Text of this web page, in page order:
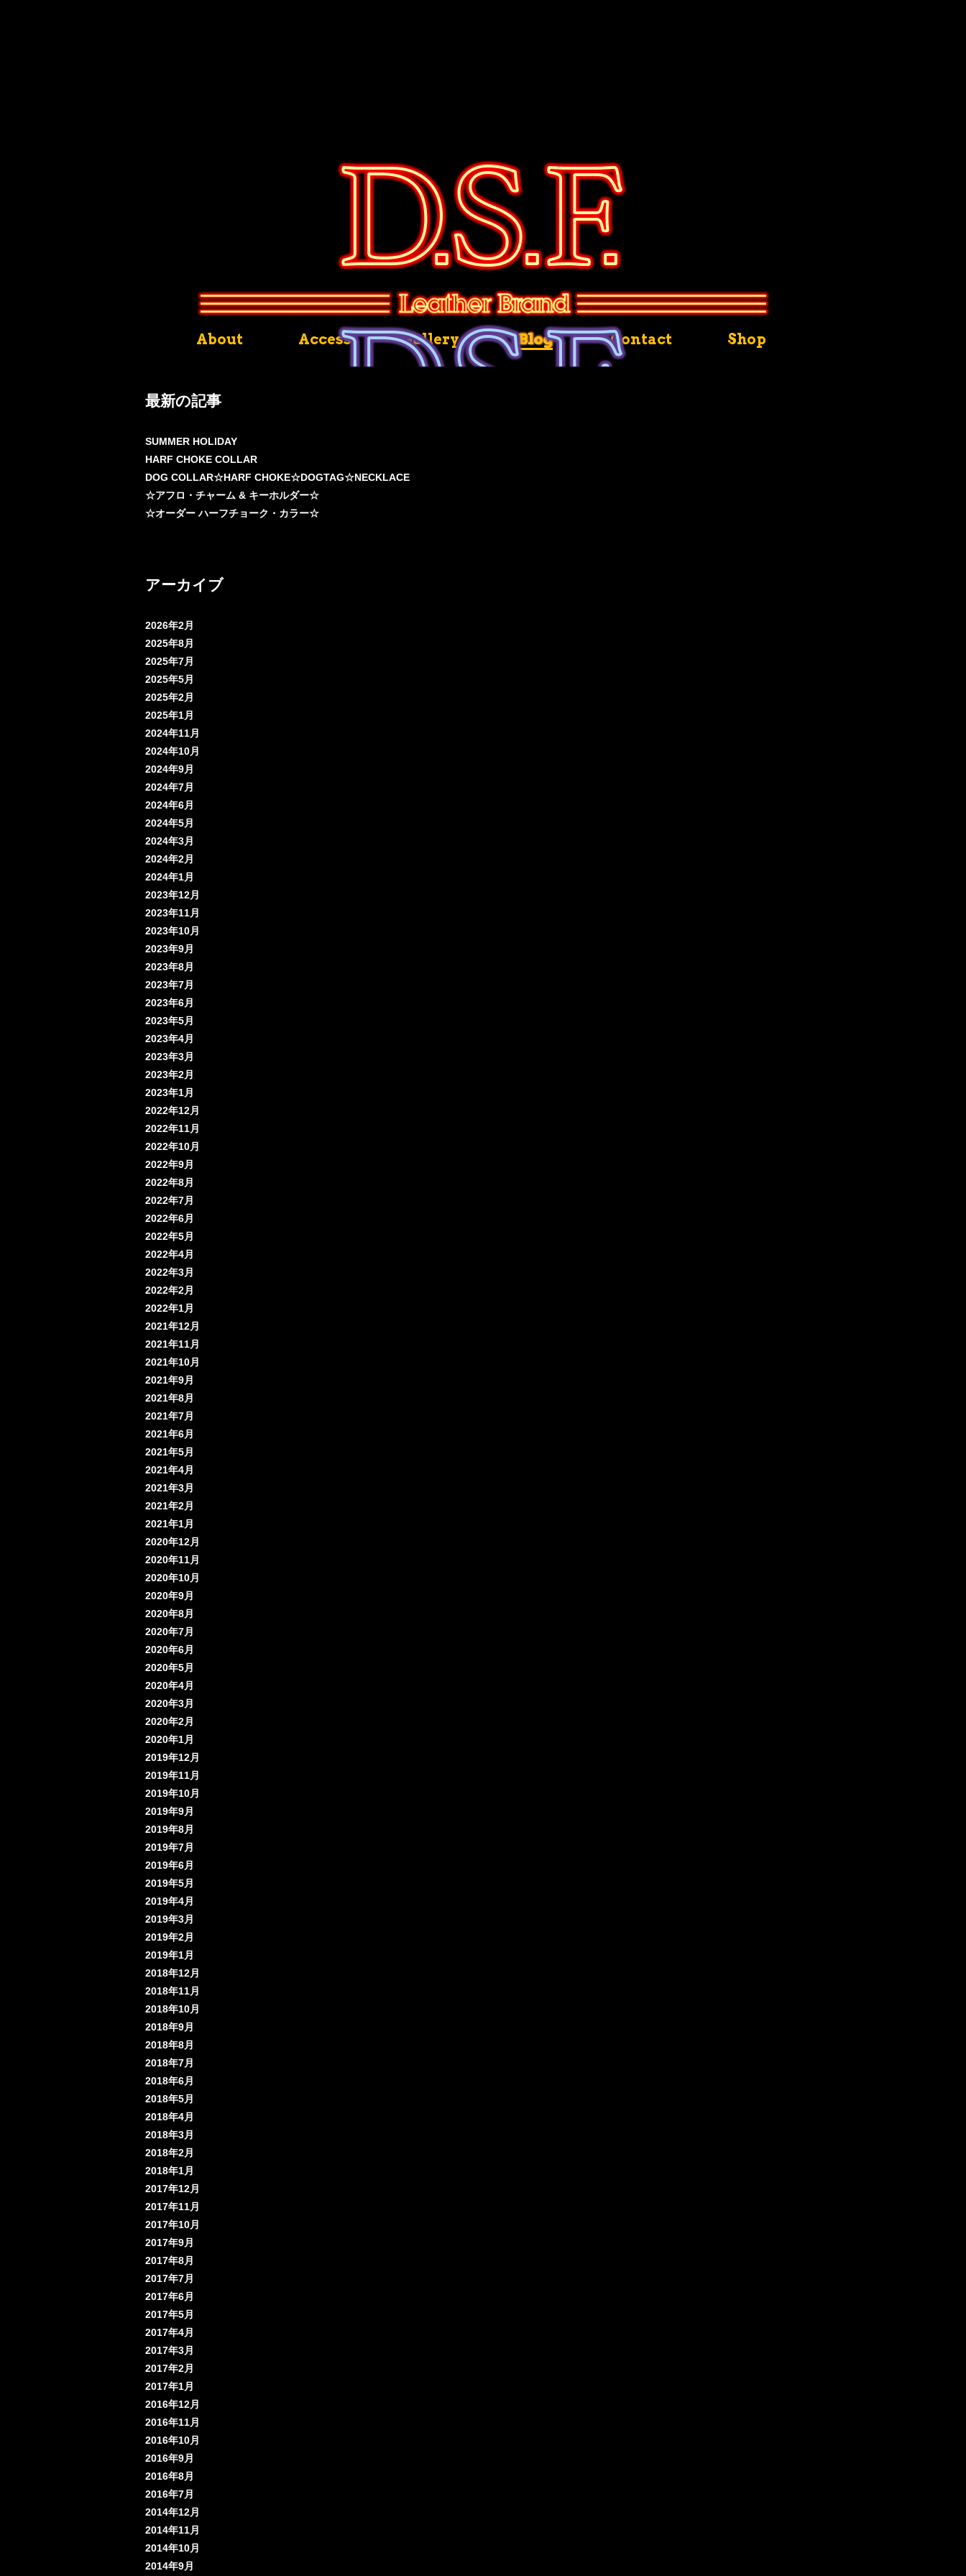
About Access Gallery Blog Contact Shop
最新の記事
SUMMER HOLIDAY
HARF CHOKE COLLAR
DOG COLLAR☆HARF CHOKE☆DOGTAG☆NECKLACE
☆アフロ・チャーム & キーホルダー☆
☆オーダー ハーフチョーク・カラー☆
アーカイブ
2026年2月
2025年8月
2025年7月
2025年5月
2025年2月
2025年1月
2024年11月
2024年10月
2024年9月
2024年7月
2024年6月
2024年5月
2024年3月
2024年2月
2024年1月
2023年12月
2023年11月
2023年10月
2023年9月
2023年8月
2023年7月
2023年6月
2023年5月
2023年4月
2023年3月
2023年2月
2023年1月
2022年12月
2022年11月
2022年10月
2022年9月
2022年8月
2022年7月
2022年6月
2022年5月
2022年4月
2022年3月
2022年2月
2022年1月
2021年12月
2021年11月
2021年10月
2021年9月
2021年8月
2021年7月
2021年6月
2021年5月
2021年4月
2021年3月
2021年2月
2021年1月
2020年12月
2020年11月
2020年10月
2020年9月
2020年8月
2020年7月
2020年6月
2020年5月
2020年4月
2020年3月
2020年2月
2020年1月
2019年12月
2019年11月
2019年10月
2019年9月
2019年8月
2019年7月
2019年6月
2019年5月
2019年4月
2019年3月
2019年2月
2019年1月
2018年12月
2018年11月
2018年10月
2018年9月
2018年8月
2018年7月
2018年6月
2018年5月
2018年4月
2018年3月
2018年2月
2018年1月
2017年12月
2017年11月
2017年10月
2017年9月
2017年8月
2017年7月
2017年6月
2017年5月
2017年4月
2017年3月
2017年2月
2017年1月
2016年12月
2016年11月
2016年10月
2016年9月
2016年8月
2016年7月
2014年12月
2014年11月
2014年10月
2014年9月